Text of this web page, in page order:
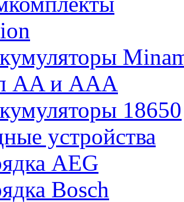
AA и AAA
18650
устройства
AEG
Bosch